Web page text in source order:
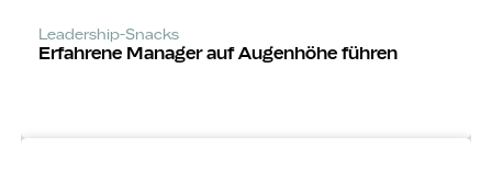
Leadership-Snacks
Erfahrene Manager auf Augenhöhe führen